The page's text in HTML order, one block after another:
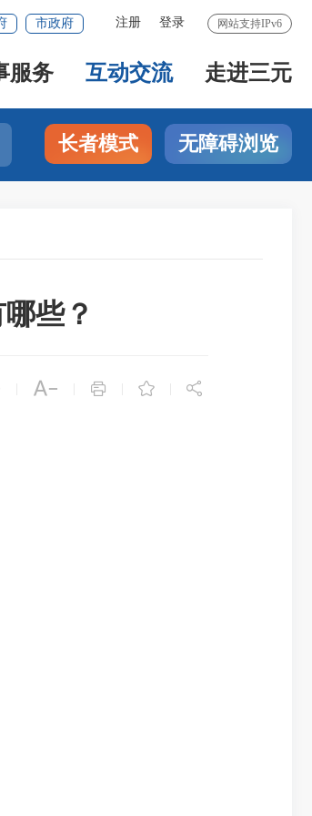
网站支持IPv6
注册 登录
市政府
服务 互动交流 走进三元
长者模式 无障碍浏览
些？
   